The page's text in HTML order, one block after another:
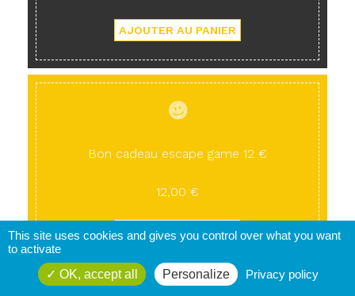
Bon cadeau escape game 12 €
12,00 €
This site uses cookies and gives you control over what you want
to activate
OK, accept all
Personalize Privacy policy